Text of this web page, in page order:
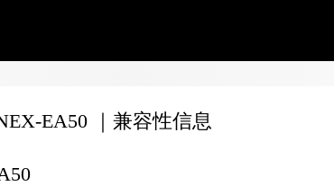
EA50 ｜兼容性信息